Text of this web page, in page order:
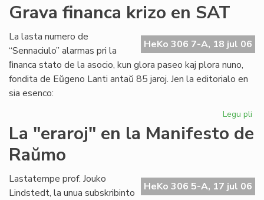
Grava financa krizo en SAT
HeKo 306 7-A, 18 jul 06
La lasta numero de
“Sennaciulo” alarmas pri la
ﬁnanca stato de la asocio, kun glora paseo kaj plora nuno,
fondita de Eŭgeno Lanti antaŭ 85 jaroj. Jen la editorialo en
sia esenco:
Legu pli
La "eraroj" en la Manifesto de
Raŭmo
HeKo 306 5-A, 17 jul 06
Lastatempe prof. Jouko
Lindstedt, la unua subskribinto